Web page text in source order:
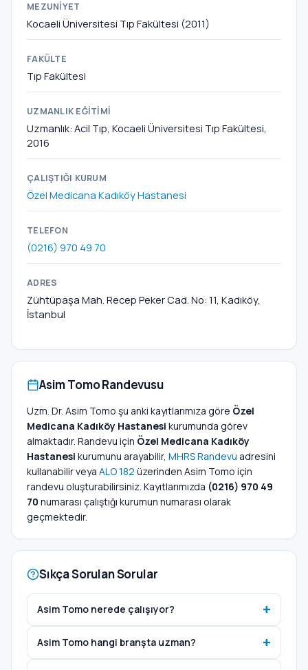
MEZUNIYET
Kocaeli Üniversitesi Tıp Fakültesi (2011)
FAKÜLTE
Tıp Fakültesi
UZMANLIK EĞITIMI
Uzmanlık: Acil Tıp, Kocaeli Üniversitesi Tıp Fakültesi,
2016
ÇALIŞTIĞI KURUM
Özel Medicana Kadıköy Hastanesi
TELEFON
(0216) 970 49 70
ADRES
Zühtüpaşa Mah. Recep Peker Cad. No: 11, Kadıköy,
İstanbul
Asim Tomo Randevusu
Uzm. Dr. Asim Tomo şu anki kayıtlarımıza göre Özel
Medicana Kadıköy Hastanesi kurumunda görev
almaktadır. Randevu için Özel Medicana Kadıköy
Hastanesi kurumunu arayabilir, MHRS Randevu adresini
kullanabilir veya ALO 182 üzerinden Asim Tomo için
randevu oluşturabilirsiniz. Kayıtlarımızda (0216) 970 49
70 numarası çalıştığı kurumun numarası olarak
geçmektedir.
Sıkça Sorulan Sorular
Asim Tomo nerede çalışıyor?
Asim Tomo hangi branşta uzman?